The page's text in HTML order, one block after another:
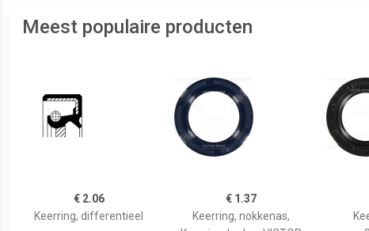
Meest populaire producten
€ 2.06
Keerring, differentieel
€ 1.37
Keerring, nokkenas,